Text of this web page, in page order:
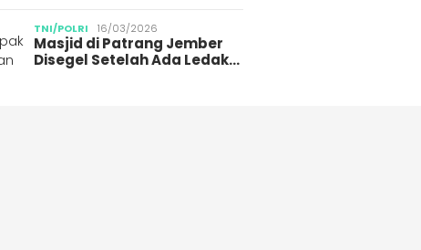
TNI/POLRI 16/03/2026
Masjid di Patrang Jember
Disegel Setelah Ada Ledak…